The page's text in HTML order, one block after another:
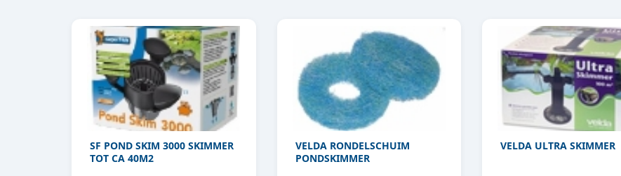
SF POND SKIM 3000 SKIMMER
TOT CA 40M2
VELDA RONDELSCHUIM
PONDSKIMMER
VELDA ULTRA SKIMMER